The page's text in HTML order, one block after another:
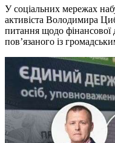
У соціальних мережах
активіста Володимира
питання щодо фінансової
пов’язаного із